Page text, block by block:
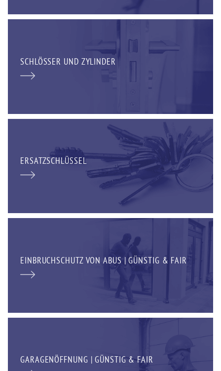
SCHLÖSSER UND ZYLINDER
ERSATZSCHLÜSSEL
EINBRUCHSCHUTZ VON ABUS | GÜNSTIG & FAIR
GARAGENÖFFNUNG | GÜNSTIG & FAIR